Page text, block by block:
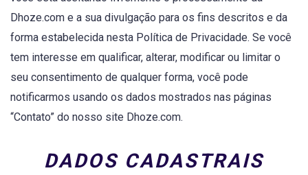
Dhoze.com e a sua divulgação para os fins descritos e da
forma estabelecida nesta Política de Privacidade. Se você
tem interesse em qualificar, alterar, modificar ou limitar o
seu consentimento de qualquer forma, você pode
notificarmos usando os dados mostrados nas páginas
“Contato” do nosso site Dhoze.com.
DADOS CADASTRAIS